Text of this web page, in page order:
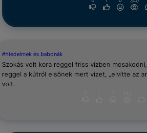
#hiedelmek és babonák
Szokás volt kora reggel friss vízben
reggel a kútról elsőnek mert vizet, „elvitte az
volt.